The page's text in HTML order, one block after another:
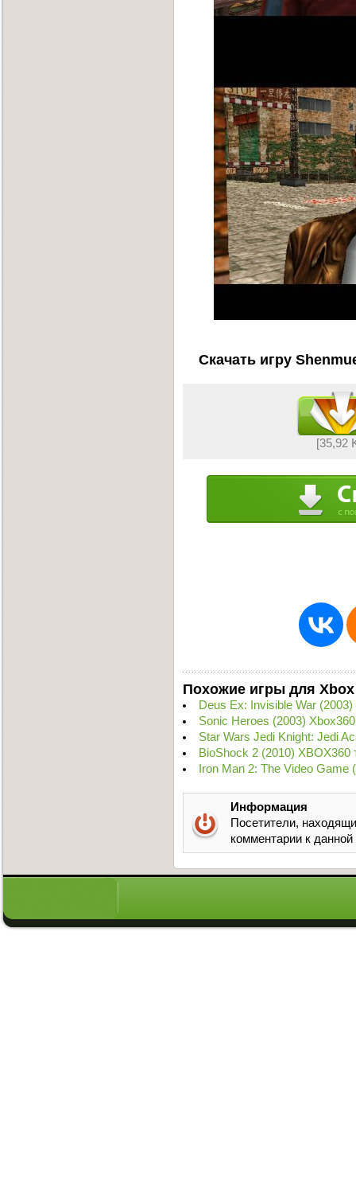
Скачать игру
[35,92
Похожие игры для Xbox
Deus Ex: Invisible War (2003)
Sonic Heroes (2003)
Star Wars Jedi Knight: Jedi
BioShock 2 (2010) XBOX360
Iron Man 2: The Video Game
Информация
Посетители,
комментарии к